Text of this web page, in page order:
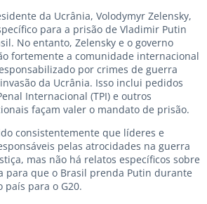
da Ucrânia, Volodymyr Zelensky,
para a prisão de Vladimir Putin
No entanto, Zelensky e o governo
fortemente a comunidade internacional
por crimes de guerra
da Ucrânia. Isso inclui pedidos
Internacional (TPI) e outros
façam valer o mandato de prisão.
consistentemente que líderes e
​​pelas atrocidades na guerra
mas não há relatos específicos sobre
para que o Brasil prenda Putin durante
país para o G20.